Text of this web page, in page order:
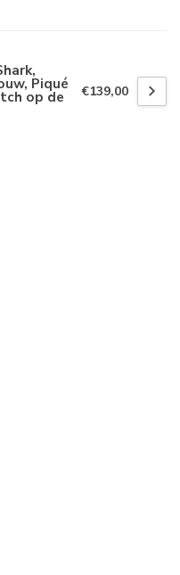
Piqué
op de €139,00